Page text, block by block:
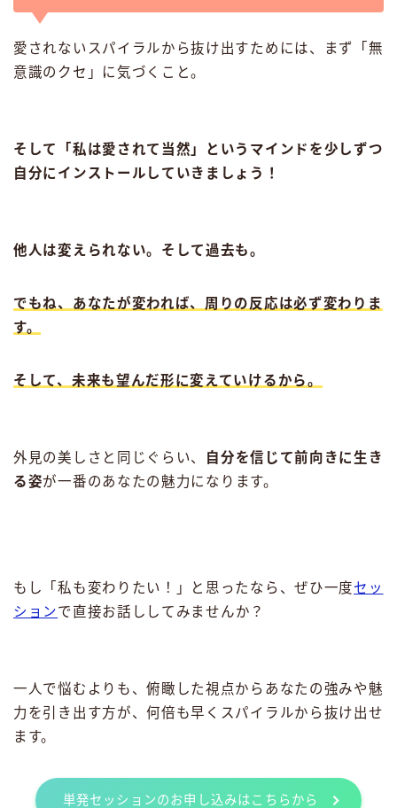
愛されないスパイラルから抜け出すためには、まず「無
意識のクセ」に気づくこと。
そして「私は愛されて当然」というマインドを少しずつ
自分にインストールしていきましょう！
他人は変えられない。そして過去も。
でもね、あなたが変われば、周りの反応は必ず変わりま
す。
そして、未来も望んだ形に変えていけるから。
外見の美しさと同じぐらい、
自分を信じて前向きに生き
る姿が一番のあなたの魅力になります。
もし「私も変わりたい！」と思ったなら、ぜひ一度セッ
ション で直接お話ししてみませんか？
一人で悩むよりも、俯瞰した視点からあなたの強みや魅
力を引き出す方が、何倍も早くスパイラルから抜け出せ
ます。
単発セッションのお申し込みはこちらから